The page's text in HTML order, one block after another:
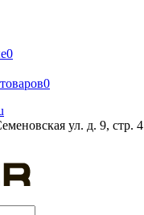
0
0
ул. д. 9, стр. 4